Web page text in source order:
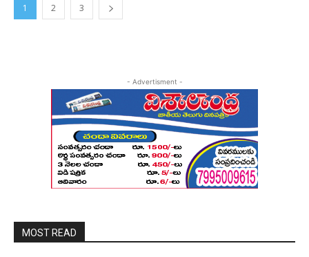
1 2 3
- Advertisment -
MOST READ